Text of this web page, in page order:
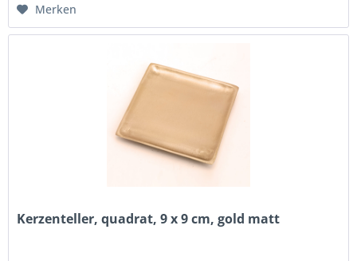
Merken
Kerzenteller, quadrat, 9 x 9 cm, gold matt